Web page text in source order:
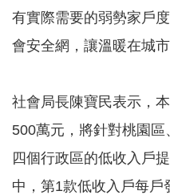
利
服
務
業
務
專
區
便
有實際需要的弱勢家戶
會安全網，讓溫暖在城市
社會局長陳寶民表示，
500萬元，將針對桃園
四個行政區的低收入戶
中，第1款低收入戶每戶